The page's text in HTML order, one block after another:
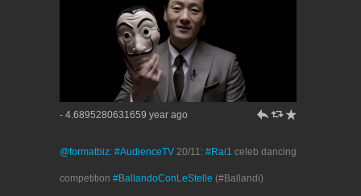
- 4.6895280631659 year ago h J R
@formatbiz: #AudienceTV 20/11: #Rai1 celeb dancing
competition #BallandoConLeStelle (#Ballandi)